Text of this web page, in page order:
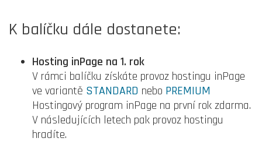
K balíčku dále dostanete:
Hosting inPage na 1. rok
V rámci balíčku získáte provoz hostingu inPage
ve variantě STANDARD nebo PREMIUM
Hostingový program inPage na první rok zdarma.
V následujících letech pak provoz hostingu
hradíte.